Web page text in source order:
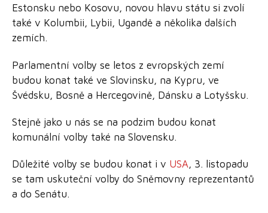
Estonsku nebo Kosovu, novou hlavu státu si zvolí
také v Kolumbii, Lybii, Ugandě a několika dalších
zemích.
Parlamentní volby se letos z evropských zemí
budou konat také ve Slovinsku, na Kypru, ve
Švédsku, Bosně a Hercegovině, Dánsku a Lotyšsku.
Stejně jako u nás se na podzim budou konat
komunální volby také na Slovensku.
Důležité volby se budou konat i v USA, 3. listopadu
se tam uskuteční volby do Sněmovny reprezentantů
a do Senátu.